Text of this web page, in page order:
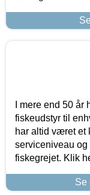
I mere end 50
fiskeudstyr til
har altid været et
serviceniveau og
fiskegrejet. Klik
Se